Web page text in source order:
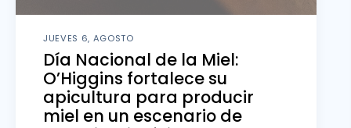
JUEVES 6, AGOSTO
Día Nacional de la Miel:
O’Higgins fortalece su
apicultura para producir
miel en un escenario de